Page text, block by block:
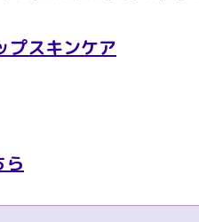
プスキンケア
ら